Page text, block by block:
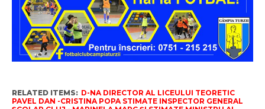
RELATED ITEMS: D-NA DIRECTOR AL LICEULUI TEORETIC
PAVEL DAN -CRISTINA POPA STIMATE INSPECTOR GENERAL